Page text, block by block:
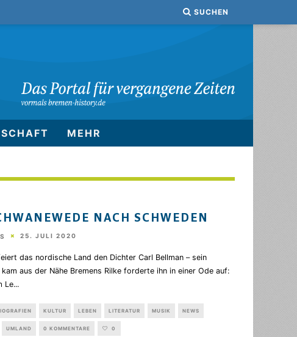
SUCHEN
MEHR
NACH SCHWEDEN
25. JULI 2020
das nordische Land den Dichter Carl Bellman – sein
aus der Nähe Bremens Rilke forderte ihn in einer Ode auf:
Le...
KULTUR LEBEN LITERATUR MUSIK NEWS
UMLAND 0 KOMMENTARE 0